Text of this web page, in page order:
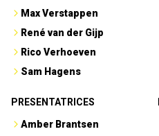
Max Verstappen
René van der Gijp
Rico Verhoeven
Sam Hagens
PRESENTATRICES
Amber Brantsen